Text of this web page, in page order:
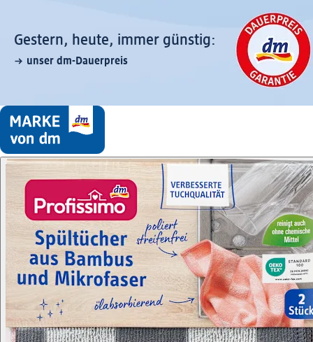
Gestern, heute, immer günstig:
unser dm-Dauerpreis